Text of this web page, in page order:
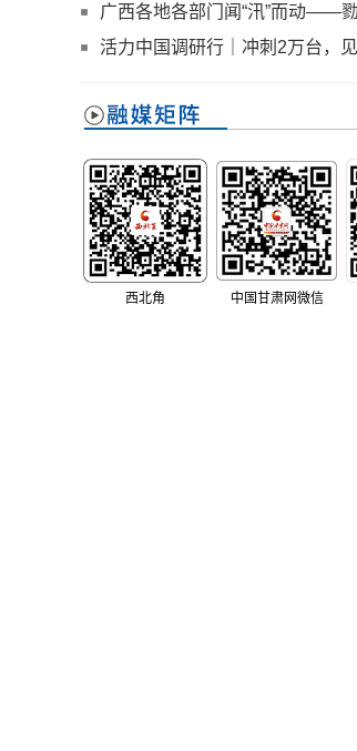
广西各地各部门闻“汛”而动——
活力中国调研行｜冲刺2万台，见
西北角 中国甘肃网微信